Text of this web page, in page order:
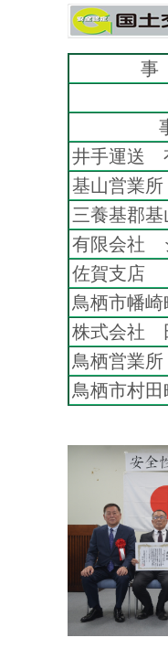
井手運送
基山営業所
三養基郡基
有限会社
佐賀支店
鳥栖市幡崎
株式会社
鳥栖営業所
鳥栖市村田